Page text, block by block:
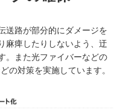
送路が部分的にダメージを
麻痺したりしないよう、迂
。また光ファイバーなどの
の対策を実施しています。